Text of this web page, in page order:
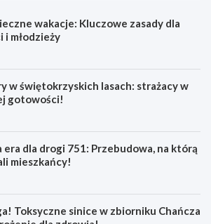
wakacje: Kluczowe zasady dla
i młodzieży
w świętokrzyskich lasach: strażacy w
gotowości!
era dla drogi 751: Przebudowa, na którą
mieszkańcy!
Toksyczne sinice w zbiorniku Chańcza